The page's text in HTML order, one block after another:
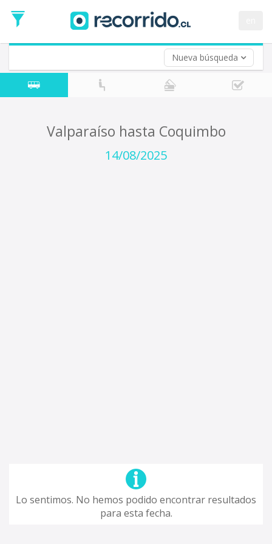
Nueva búsqueda
de
Ida
Vuelta (opcional)
Fecha
de
Valparaíso hasta Coquimbo
14/08/2025
Lo sentimos. No hemos podido encontrar resultados
para esta fecha.